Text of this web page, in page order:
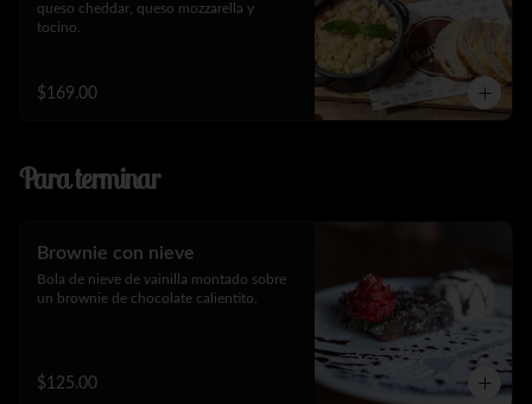
queso cheddar, queso mozzarella y
tocino.
$169.00
Para terminar
Brownie con nieve
Bola de nieve de vainilla montado sobre
un brownie de chocolate calientito.
$125.00